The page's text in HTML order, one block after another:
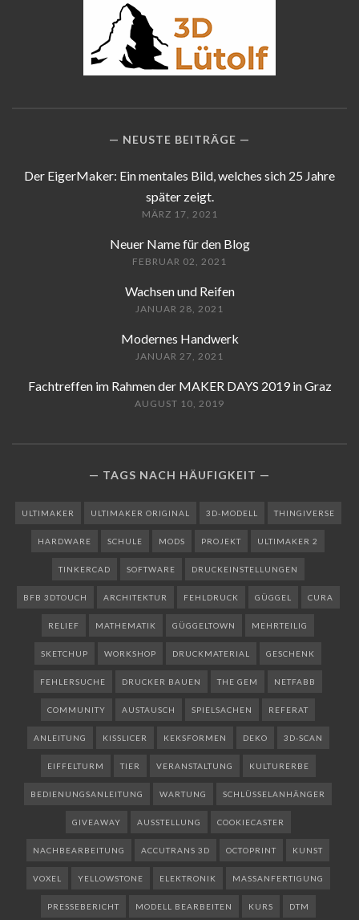
NEUSTE BEITRÄGE
Der EigerMaker: Ein mentales Bild, welches sich 25 Jahre
später zeigt.
MÄRZ 17, 2021
Neuer Name für den Blog
FEBRUAR 02, 2021
Wachsen und Reifen
JANUAR 28, 2021
Modernes Handwerk
JANUAR 27, 2021
Fachtreffen im Rahmen der MAKER DAYS 2019 in Graz
AUGUST 10, 2019
TAGS NACH HÄUFIGKEIT
ULTIMAKER ULTIMAKER ORIGINAL 3D-MODELL THINGIVERSE
HARDWARE SCHULE MODS PROJEKT ULTIMAKER 2
TINKERCAD SOFTWARE DRUCKEINSTELLUNGEN
BFB 3DTOUCH ARCHITEKTUR FEHLDRUCK GÜGGEL CURA
RELIEF MATHEMATIK GÜGGELTOWN MEHRTEILIG
SKETCHUP WORKSHOP DRUCKMATERIAL GESCHENK
FEHLERSUCHE DRUCKER BAUEN THE GEM NETFABB
COMMUNITY AUSTAUSCH SPIELSACHEN REFERAT
ANLEITUNG KISSLICER KEKSFORMEN DEKO 3D-SCAN
EIFFELTURM TIER VERANSTALTUNG KULTURERBE
BEDIENUNGSANLEITUNG WARTUNG SCHLÜSSELANHÄNGER
GIVEAWAY AUSSTELLUNG COOKIECASTER
NACHBEARBEITUNG ACCUTRANS 3D OCTOPRINT KUNST
VOXEL YELLOWSTONE ELEKTRONIK MASSANFERTIGUNG
PRESSEBERICHT MODELL BEARBEITEN KURS DTM